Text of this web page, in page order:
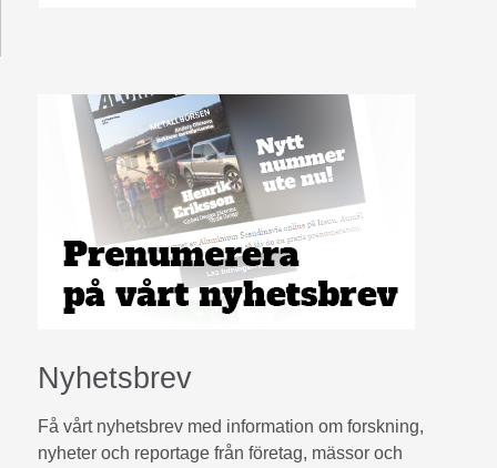
Nyhetsbrev
Få vårt nyhetsbrev med information om forskning,
nyheter och reportage från företag, mässor och